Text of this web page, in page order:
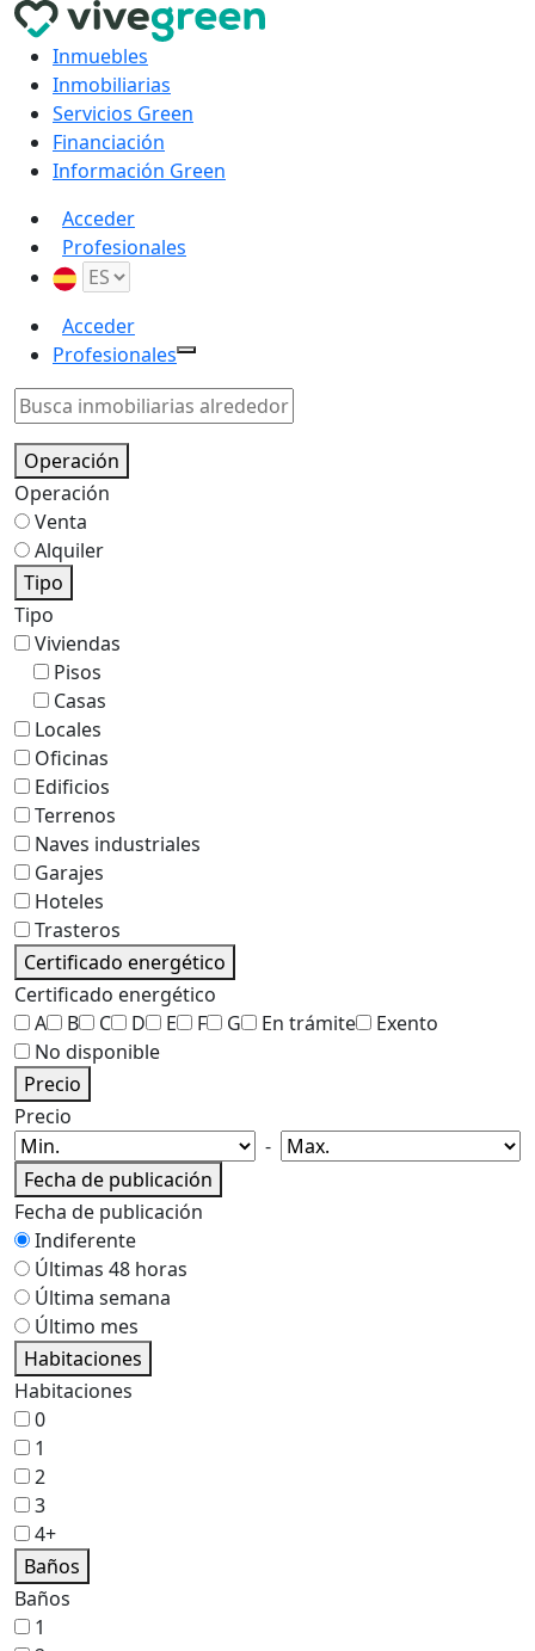
Inmuebles
Inmobiliarias
Servicios Green
Financiación
Información Green
Acceder
Profesionales
Acceder
Profesionales
Operación
Operación
Venta
Alquiler
Tipo
Tipo
Viviendas
Pisos
Casas
Locales
Oficinas
Edificios
Terrenos
Naves industriales
Garajes
Hoteles
Trasteros
Certificado energético
Certificado energético
A
B C D E F G En trámite
Exento
No disponible
Precio
Precio
-
Fecha de publicación
Fecha de publicación
Indiferente
Últimas 48 horas
Última semana
Último mes
Habitaciones
Habitaciones
0
1
2
3
4+
Baños
Baños
1